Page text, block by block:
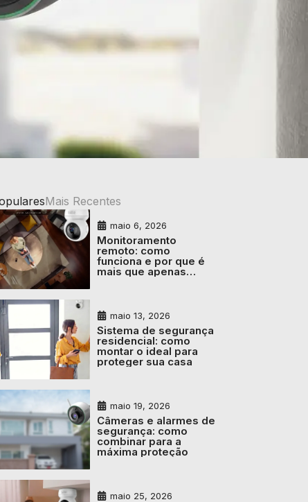
Mais Recentes
maio 6, 2026
Monitoramento
remoto: como
funciona e por que é
mais que apenas
maio 13, 2026
Sistema de segurança
residencial: como
montar o ideal para
proteger sua casa
maio 19, 2026
Câmeras e alarmes de
segurança: como
combinar para a
máxima proteção
maio 25, 2026